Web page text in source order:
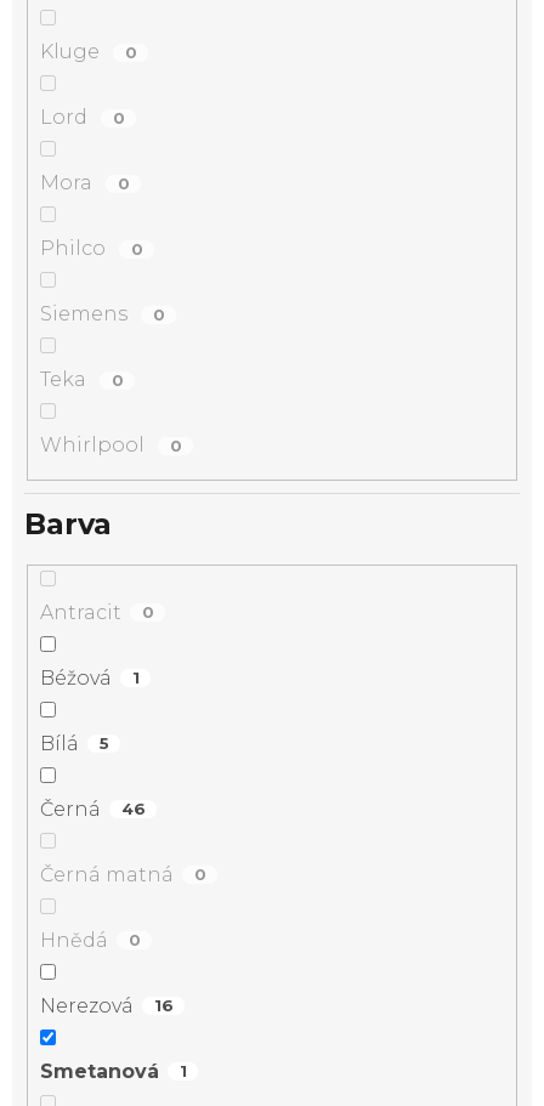
Kluge 0
Lord 0
Mora 0
Philco 0
Siemens 0
Teka 0
Whirlpool 0
Barva
Antracit 0
Béžová 1
Bílá 5
Černá 46
Černá matná 0
Hnědá 0
Nerezová 16
Smetanová 1